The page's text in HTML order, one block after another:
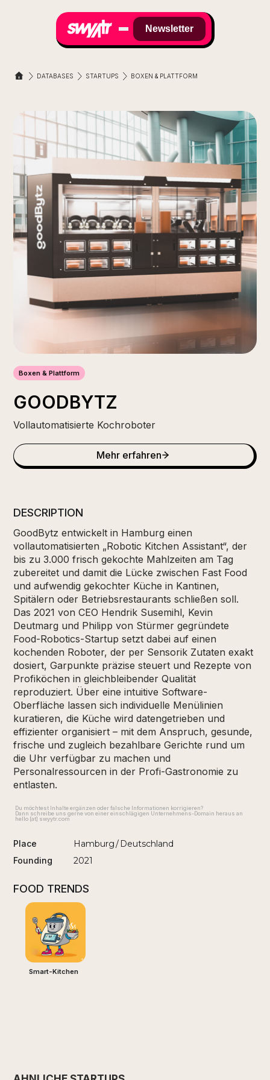
Newsletter
DATABASES STARTUPS BOXEN & PLATTFORM
Boxen & Plattform
GOODBYTZ
Vollautomatisierte Kochroboter
Mehr erfahren
DESCRIPTION
GoodBytz entwickelt in Hamburg einen
vollautomatisierten „Robotic Kitchen Assistant“, der
bis zu 3.000 frisch gekochte Mahlzeiten am Tag
zubereitet und damit die Lücke zwischen Fast Food
und aufwendig gekochter Küche in Kantinen,
Spitälern oder Betriebsrestaurants schließen soll.
Das 2021 von CEO Hendrik Susemihl, Kevin
Deutmarg und Philipp von Stürmer gegründete
Food-Robotics-Startup setzt dabei auf einen
kochenden Roboter, der per Sensorik Zutaten exakt
dosiert, Garpunkte präzise steuert und Rezepte von
Profiköchen in gleichbleibender Qualität
reproduziert. Über eine intuitive Software-
Oberfläche lassen sich individuelle Menülinien
kuratieren, die Küche wird datengetrieben und
effizienter organisiert – mit dem Anspruch, gesunde,
frische und zugleich bezahlbare Gerichte rund um
die Uhr verfügbar zu machen und
Personalressourcen in der Profi-Gastronomie zu
entlasten.
Du möchtest Inhalte ergänzen oder falsche Informationen korrigieren?
Dann schreibe uns gerne von einer einschlägigen Unternehmens-Domain heraus an
hello [at] swyytr.com
Place Hamburg/ Deutschland
Founding 2021
FOOD TRENDS
Smart-Kitchen